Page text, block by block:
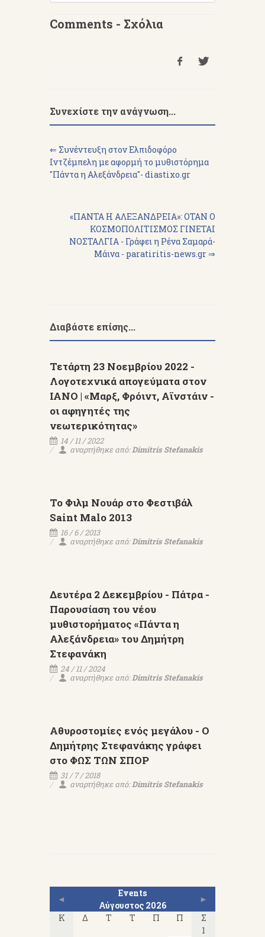
Comments - Σχόλια
Συνεχίστε την ανάγνωση...
⇐ Συνέντευξη στον Ελπιδοφόρο
Ιντζέμπελη με αφορμή το μυθιστόρημα
"Πάντα η Αλεξάνδρεια"- diastixo.gr
«ΠΑΝΤΑ Η ΑΛΕΞΑΝΔΡΕΙΑ»: ΟΤΑΝ Ο
ΚΟΣΜΟΠΟΛΙΤΙΣΜΟΣ ΓΙΝΕΤΑΙ
ΝΟΣΤΑΛΓΙΑ - Γράφει η Ρένα Σαμαρά-
Μάινα - paratiritis-news.gr ⇒
Διαβάστε επίσης...
Τετάρτη 23 Νοεμβρίου 2022 -
Λογοτεχνικά απογεύματα στον
ΙΑΝΟ | «Μαρξ, Φρόιντ, Αϊνστάιν -
οι αφηγητές της
νεωτερικότητας»
14 / 11 / 2022
αναρτήθηκε από:Dimitris Stefanakis
To Φιλμ Νουάρ στο Φεστιβάλ
Saint Malo 2013
16 / 6 / 2013
αναρτήθηκε από:Dimitris Stefanakis
Δευτέρα 2 Δεκεμβρίου - Πάτρα -
Παρουσίαση του νέου
μυθιστορήματος «Πάντα η
Αλεξάνδρεια» του Δημήτρη
Στεφανάκη
24 / 11 / 2024
αναρτήθηκε από:Dimitris Stefanakis
Αθυροστομίες ενός μεγάλου - Ο
Δημήτρης Στεφανάκης γράφει
στο ΦΩΣ ΤΩΝ ΣΠΟΡ
31 / 7 / 2018
αναρτήθηκε από:Dimitris Stefanakis
◄
Events
Αύγουστος 2026
►
Κ
Δ Τ Τ Π Π
Σ
1